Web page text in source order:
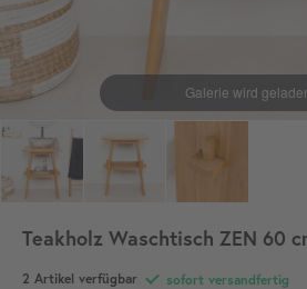
Teakholz Waschtisch ZEN 60
2 Artikel verfügbar sofort versandfertig